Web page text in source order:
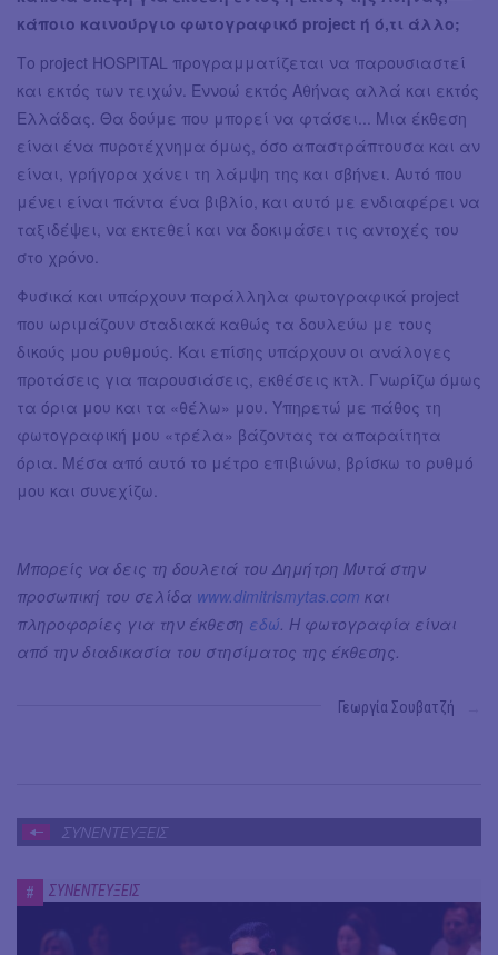
κάποιο καινούργιο φωτογραφικό project ή ό,τι άλλο;
Το project HOSPITAL προγραμματίζεται να παρουσιαστεί
και εκτός των τειχών. Εννοώ εκτός Αθήνας αλλά και εκτός
Ελλάδας. Θα δούμε που μπορεί να φτάσει... Μια έκθεση
είναι ένα πυροτέχνημα όμως, όσο απαστράπτουσα και αν
είναι, γρήγορα χάνει τη λάμψη της και σβήνει. Αυτό που
μένει είναι πάντα ένα βιβλίο, και αυτό με ενδιαφέρει να
ταξιδέψει, να εκτεθεί και να δοκιμάσει τις αντοχές του
στο χρόνο.
Φυσικά και υπάρχουν παράλληλα φωτογραφικά project
που ωριμάζουν σταδιακά καθώς τα δουλεύω με τους
δικούς μου ρυθμούς. Και επίσης υπάρχουν οι ανάλογες
προτάσεις για παρουσιάσεις, εκθέσεις κτλ. Γνωρίζω όμως
τα όρια μου και τα «θέλω» μου. Υπηρετώ με πάθος τη
φωτογραφική μου «τρέλα» βάζοντας τα απαραίτητα
όρια. Μέσα από αυτό το μέτρο επιβιώνω, βρίσκω το ρυθμό
μου και συνεχίζω.
Μπορείς να δεις τη δουλειά του Δημήτρη Μυτά στην
προσωπική του σελίδα www.dimitrismytas.com και
πληροφορίες για την έκθεση εδώ . Η φωτογραφία είναι
από την διαδικασία του στησίματος της έκθεσης.
Γεωργία Σουβατζή
ΣΥΝΕΝΤΕΥΞΕΙΣ
# ΣΥΝΕΝΤΕΥΞΕΙΣ